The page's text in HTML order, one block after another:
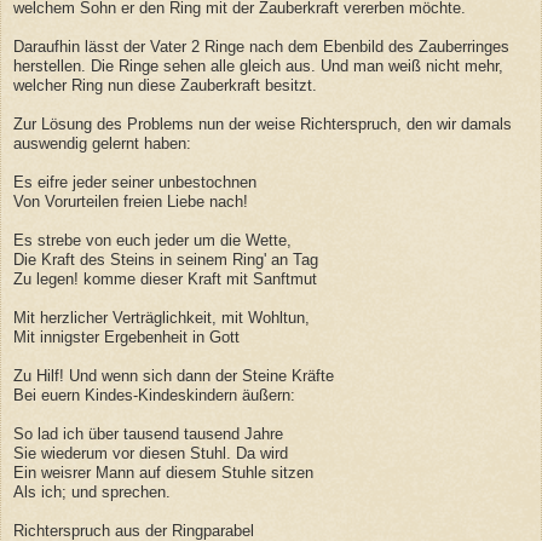
welchem Sohn er den Ring mit der Zauberkraft vererben möchte.
Daraufhin lässt der Vater 2 Ringe nach dem Ebenbild des Zauberringes
herstellen. Die Ringe sehen alle gleich aus. Und man weiß nicht mehr,
welcher Ring nun diese Zauberkraft besitzt.
Zur Lösung des Problems nun der weise Richterspruch, den wir damals
auswendig gelernt haben:
Es eifre jeder seiner unbestochnen
Von Vorurteilen freien Liebe nach!
Es strebe von euch jeder um die Wette,
Die Kraft des Steins in seinem Ring' an Tag
Zu legen! komme dieser Kraft mit Sanftmut
Mit herzlicher Verträglichkeit, mit Wohltun,
Mit innigster Ergebenheit in Gott
Zu Hilf! Und wenn sich dann der Steine Kräfte
Bei euern Kindes-Kindeskindern äußern:
So lad ich über tausend tausend Jahre
Sie wiederum vor diesen Stuhl. Da wird
Ein weisrer Mann auf diesem Stuhle sitzen
Als ich; und sprechen.
Richterspruch aus der Ringparabel